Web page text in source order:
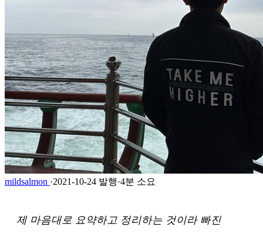
mildsalmon ·2021-10-24 발행·4분 소요
제 마음대로 요약하고 정리하는 것이라 빠진